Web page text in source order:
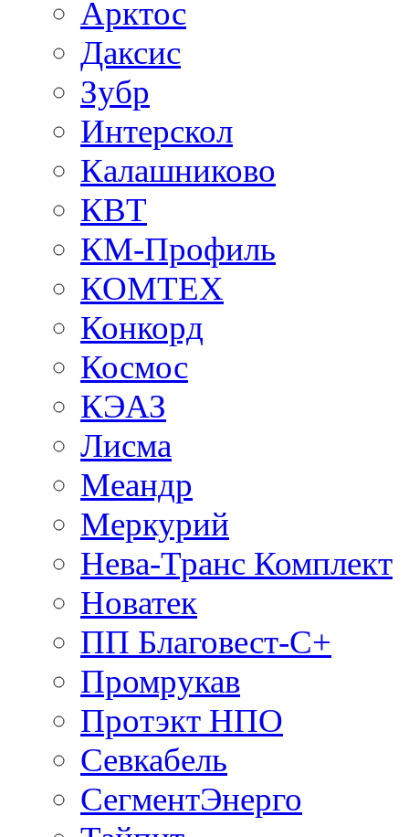
Арктос
Даксис
Зубр
Интерскол
Калашниково
КВТ
КМ-Профиль
КОМТЕХ
Конкорд
Космос
КЭАЗ
Лисма
Меандр
Меркурий
Нева-Транс Комплект
Новатек
ПП Благовест-С+
Промрукав
Протэкт НПО
Севкабель
СегментЭнерго